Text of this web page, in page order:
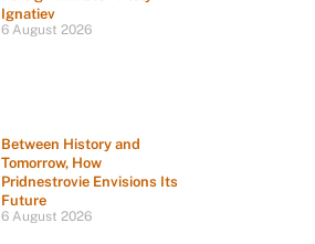
Ignatiev
6 August 2026
Between History and
Tomorrow, How
Pridnestrovie Envisions Its
Future
6 August 2026